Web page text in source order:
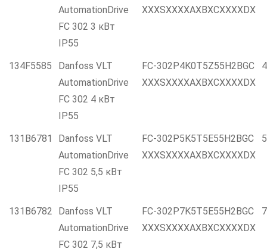
AutomationDrive
FC 302 3 кВт
IP55
XXXSXXXXAXBXCXXXXDX
134F5585
Danfoss VLT
AutomationDrive
FC 302 4 кВт
IP55
FC-302P4K0T5Z55H2BGC
XXXSXXXXAXBXCXXXXDX
4
131B6781
Danfoss VLT
AutomationDrive
FC 302 5,5 кВт
IP55
FC-302P5K5T5E55H2BGC
XXXSXXXXAXBXCXXXXDX
131B6782
Danfoss VLT
AutomationDrive
FC 302 7,5 кВт
FC-302P7K5T5E55H2BGC
XXXSXXXXAXBXCXXXXDX